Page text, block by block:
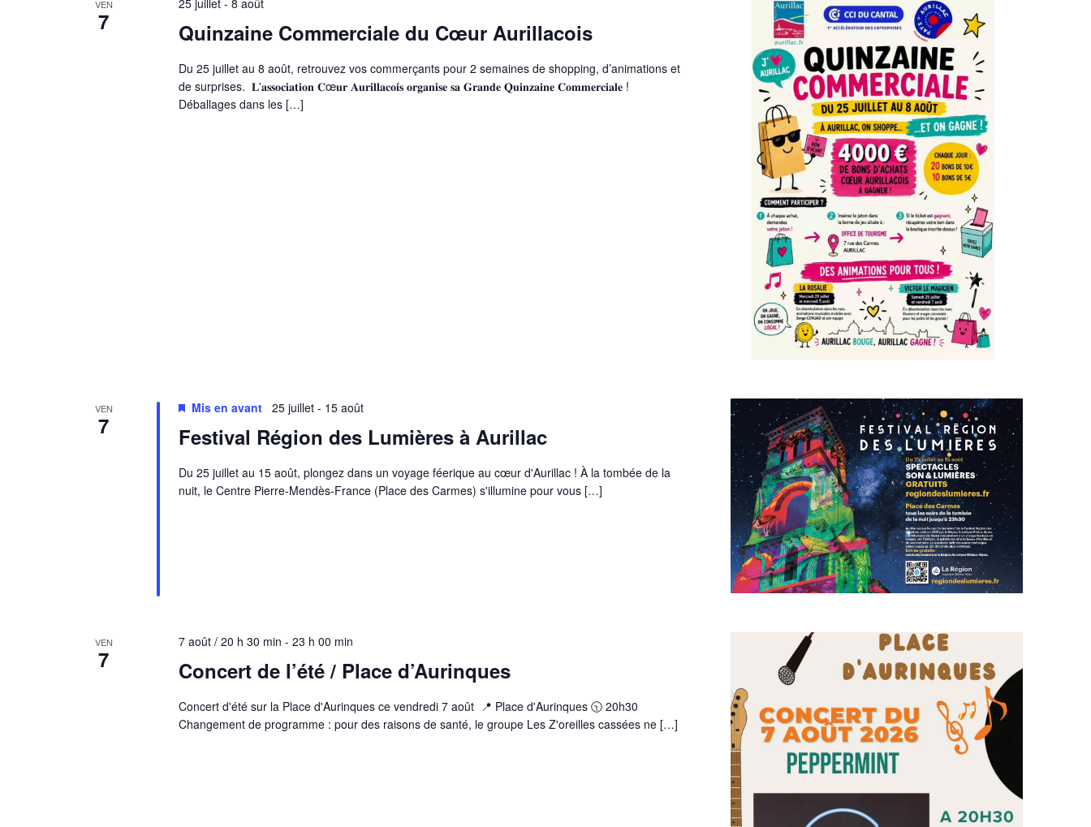
VEN
7 Quinzaine Commerciale du Cœur Aurillacois
25 juillet- 8 août
Du 25 juillet au 8 août, retrouvez vos commerçants pour 2 semaines de shopping, d’animations et
de surprises. 𝐋'𝐚𝐬𝐬𝐨𝐜𝐢𝐚𝐭𝐢𝐨𝐧 𝐂œ𝐮𝐫 𝐀𝐮𝐫𝐢𝐥𝐥𝐚𝐜𝐨𝐢𝐬 𝐨𝐫𝐠𝐚𝐧𝐢𝐬𝐞 𝐬𝐚 𝐆𝐫𝐚𝐧𝐝𝐞 𝐐𝐮𝐢𝐧𝐳𝐚𝐢𝐧𝐞 𝐂𝐨𝐦𝐦𝐞𝐫𝐜𝐢𝐚𝐥𝐞 !
Déballages dans les […]
VEN
7 Festival Région des Lumières à Aurillac
Mis en avant 25 juillet- 15 août
Du 25 juillet au 15 août, plongez dans un voyage féerique au cœur d'Aurillac ! À la tombée de la
nuit, le Centre Pierre-Mendès-France (Place des Carmes) s'illumine pour vous […]
VEN
7 Concert de l’été / Place d’Aurinques
7 août / 20 h 30 min - 23 h 00 min
Concert d'été sur la Place d'Aurinques ce vendredi 7 août 📍 Place d'Aurinques 🕥 20h30
Changement de programme : pour des raisons de santé, le groupe Les Z'oreilles cassées ne […]